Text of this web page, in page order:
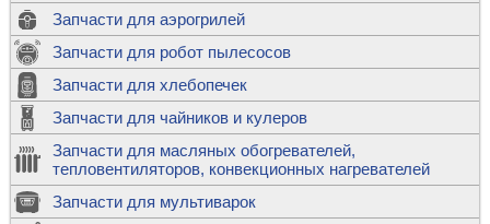
Запчасти для аэрогрилей
Запчасти для робот пылесосов
Запчасти для хлебопечек
Запчасти для чайников и кулеров
Запчасти для масляных обогревателей,
тепловентиляторов, конвекционных нагревателей
Запчасти для мультиварок